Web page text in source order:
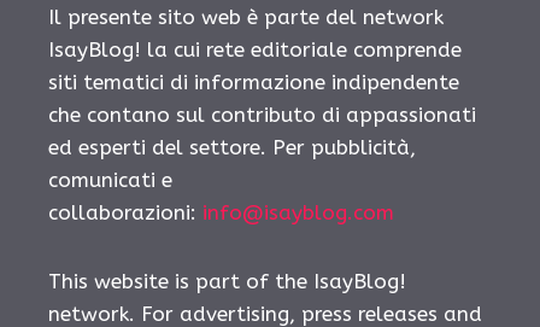
Il presente sito web è parte del network
IsayBlog! la cui rete editoriale comprende
siti tematici di informazione indipendente
che contano sul contributo di appassionati
ed esperti del settore. Per pubblicità,
comunicati e
collaborazioni: info@isayblog.com
This website is part of the IsayBlog!
network. For advertising, press releases and